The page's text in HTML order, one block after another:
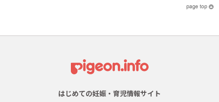
はじめての妊娠・育児情報サイト